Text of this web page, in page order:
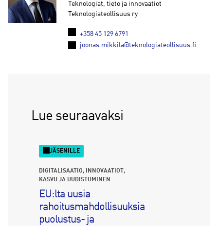
Teknologiat, tieto ja innovaatiot
Teknologiateollisuus ry
+358 45 129 6791
joonas.mikkila@teknologiateollisuus.fi
Lue seuraavaksi
DIGITALISAATIO
INNOVAATIOT
KASVU JA UUDISTUMINEN
EU:lta uusia
rahoitusmahdollisuuksia
puolustus- ja
JÄSENILLE